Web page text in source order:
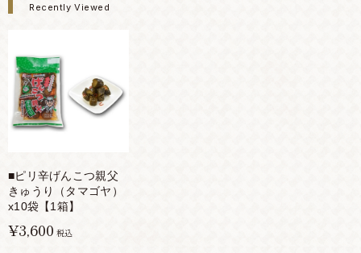
Recently Viewed
■ピリ辛げんこつ親父
きゅうり（タマゴヤ）
x10袋【1箱】
¥3,600 税込